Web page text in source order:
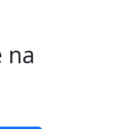
na